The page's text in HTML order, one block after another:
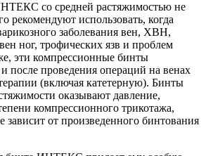
со средней растяжимостью не
рекомендуют использовать, когда
заболевания вен, ХВН,
ног, трофических язв и проблем
эти компрессионные бинты
после проведения операций на венах
(включая катетерную). Бинты
оказывают давление,
компрессионного трикотажа,
зависит от произведенного бинтования